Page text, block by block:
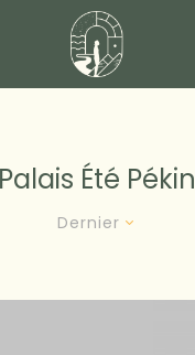
Palais Été Pékin
Dernier